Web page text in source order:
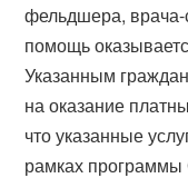
фельдшера, врача-
помощь
Указанным
на оказание
что указанные
рамках